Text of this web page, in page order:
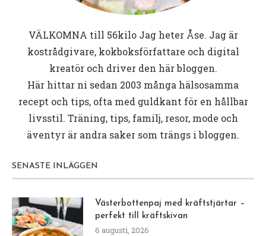
VÄLKOMNA till 56kiloJag heter Åse. Jag är
kostrådgivare, kokboksförfattare och digital
kreatör och driver den här bloggen.
Här hittar ni sedan 2003 många hälsosamma
recept och tips, ofta med guldkant för en hållbar
livsstil. Träning, tips, familj, resor, mode och
äventyr är andra saker som trängs i bloggen.
SENASTE INLÄGGEN
Västerbottenpaj med kräftstjärtar –
perfekt till kräftskivan
6 augusti, 2026